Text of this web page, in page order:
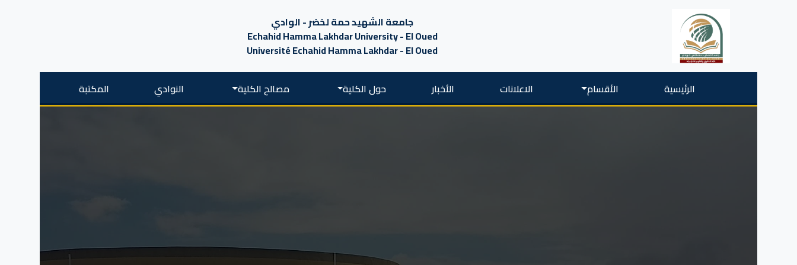
جامعة الشهيد حمة لخضر - الوادي
Echahid Hamma Lakhdar University - El Oued
Université Echahid Hamma Lakhdar - El Oued
الرئيسية الأقسام الاعلانات الأخبار حول الكلية مصالح الكلية النوادي المكتبة